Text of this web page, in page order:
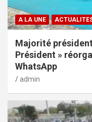
A LA UNE
Majorité
Président »
WhatsApp
admin